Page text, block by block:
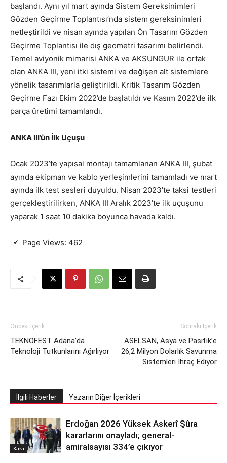
başlandı. Aynı yıl mart ayında Sistem Gereksinimleri
Gözden Geçirme Toplantısı’nda sistem gereksinimleri
netleştirildi ve nisan ayında yapılan Ön Tasarım Gözden
Geçirme Toplantısı ile dış geometri tasarımı belirlendi.
Temel aviyonik mimarisi ANKA ve AKSUNGUR ile ortak
olan ANKA III, yeni itki sistemi ve değişen alt sistemlere
yönelik tasarımlarla geliştirildi. Kritik Tasarım Gözden
Geçirme Fazı Ekim 2022’de başlatıldı ve Kasım 2022’de ilk
parça üretimi tamamlandı.
ANKA III’ün İlk Uçuşu
Ocak 2023’te yapısal montajı tamamlanan ANKA III, şubat
ayında ekipman ve kablo yerleşimlerini tamamladı ve mart
ayında ilk test sesleri duyuldu. Nisan 2023’te taksi testleri
gerçekleştirilirken, ANKA III Aralık 2023’te ilk uçuşunu
yaparak 1 saat 10 dakika boyunca havada kaldı.
Page Views: 462
Önceki İçerik
TEKNOFEST Adana’da
Teknoloji Tutkunlarını Ağırlıyor
Sonraki İçerik
ASELSAN, Asya ve Pasifik’e
26,2 Milyon Dolarlık Savunma
Sistemleri İhraç Ediyor
İlgili Haberler Yazarın Diğer İçerikleri
Kara
Erdoğan 2026 Yüksek Askerî Şûra
kararlarını onayladı; general-
amiralsayısı 334’e çıkıyor